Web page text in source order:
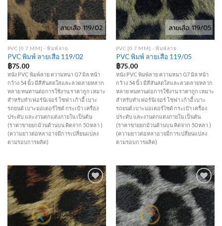
PVC [0.7 MM] - พิมพ์ลาย
PVC พิมพ์ ลายเสือ 119/02
฿75.00
หนัง PVC พิมพ์ลาย ความหนา 0.7 มิล หน้า
กว้าง 54 นิ้ว มีสีสันสดใสและลวดลายหลาก
หลาย ทนทานต่อการใช้งาน ราคาถูก เหมาะ
สำหรับทำเฟอร์นิเจอร์ โซฟา เก้าอี้ เบาะ
รถยนต์ เบาะมอเตอร์ไซด์ กระเป๋า เครื่อง
ประดับ และงานตกแต่งภายใน เป็นต้น
(ราคาขายยกม้วนด้านบน คิดจาก 50 หลา )
(ความยาวต่อหลาอาจมีการเปลี่ยนแปลง
ตามรอบการผลิต)
PVC [0.7 MM] - พิมพ์ลาย
PVC พิมพ์ ลายเสือ 119/05
฿75.00
หนัง PVC พิมพ์ลาย ความหนา 0.7 มิล หน้า
กว้าง 54 นิ้ว มีสีสันสดใสและลวดลายหลาก
หลาย ทนทานต่อการใช้งาน ราคาถูก เหมาะ
สำหรับทำเฟอร์นิเจอร์ โซฟา เก้าอี้ เบาะ
รถยนต์ เบาะมอเตอร์ไซด์ กระเป๋า เครื่อง
ประดับ และงานตกแต่งภายใน เป็นต้น
(ราคาขายยกม้วนด้านบน คิดจาก 50 หลา )
(ความยาวต่อหลาอาจมีการเปลี่ยนแปลง
ตามรอบการผลิต)
Add to
Wishlist
Add to
Wishlist